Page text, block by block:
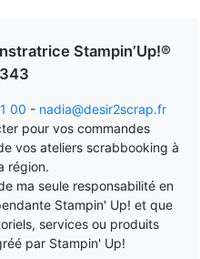
Stampin’Up!®
00 - nadia@desir2scrap.fr
pour vos commandes
vos ateliers scrabbooking à
région.
ma seule responsabilité en
Stampin' Up! et que
services ou produits
par Stampin' Up!